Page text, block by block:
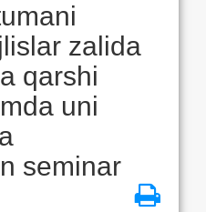
zalida
qarshi
uni
seminar